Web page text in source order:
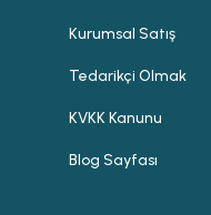
Kurumsal Satış
Tedarikçi Olmak
KVKK Kanunu
Blog Sayfası